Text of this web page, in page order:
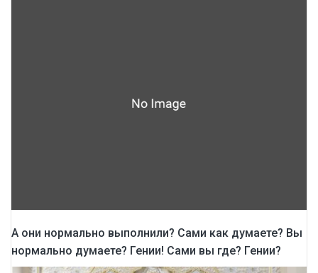
А они нормально выполнили? Сами как думаете? Вы
нормально думаете? Гении! Сами вы где? Гении?